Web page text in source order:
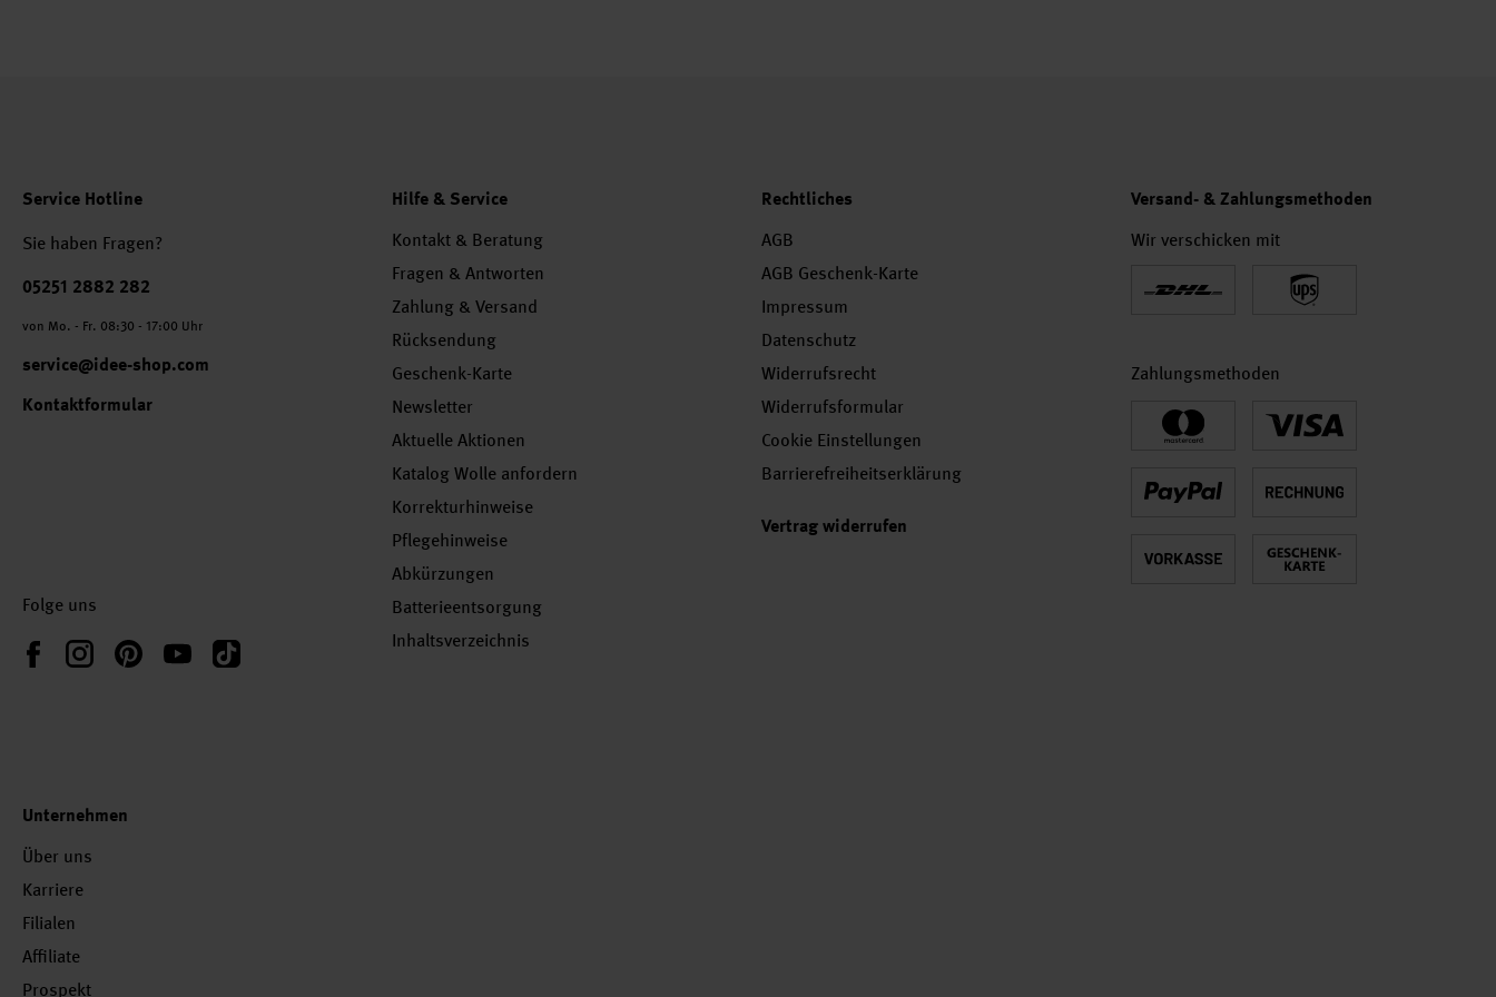
Service Hotline
Sie haben Fragen?
Telefonnummer
05251 2882 282
von Mo. - Fr. 08:30 - 17:00 Uhr
service@idee-shop.com
Kontaktformular
Folge uns
FacebookInstagramPinterestYouTubeTikTok
Hilfe & Service
Kontakt & Beratung
Fragen & Antworten
Zahlung & Versand
Rücksendung
Geschenk-Karte
Newsletter
Aktuelle Aktionen
Katalog Wolle anfordern
Korrekturhinweise
Pflegehinweise
Abkürzungen
Batterieentsorgung
Inhaltsverzeichnis
Rechtliches
AGB
AGB Geschenk-Karte
Impressum
Datenschutz
Widerrufsrecht
Widerrufsformular
Cookie Einstellungen
Barrierefreiheitserklärung
Vertrag widerrufen
Versand- & Zahlungsmethoden
Wir verschicken mit
Zahlungsmethoden
Unternehmen
Über uns
Karriere
Filialen
Affiliate
Prospekt